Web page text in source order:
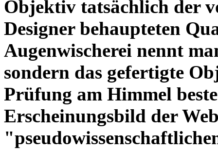
Objektiv tatsächlich der
Designer behaupteten
Augenwischerei nennt
sondern das gefertigte
Prüfung am Himmel
Erscheinungsbild der